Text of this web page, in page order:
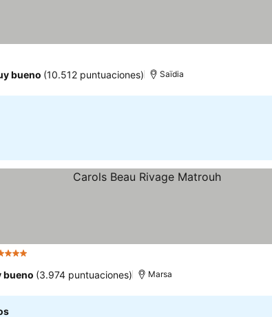
bueno (10.512 puntuaciones) Saïdia
bueno (3.974 puntuaciones) Marsa